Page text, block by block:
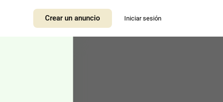
Crear un anuncio Iniciar sesión